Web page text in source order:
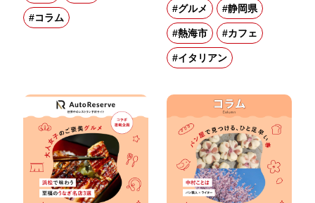
#コラム
#グルメ #静岡県
#熱海市 #カフェ
#イタリアン